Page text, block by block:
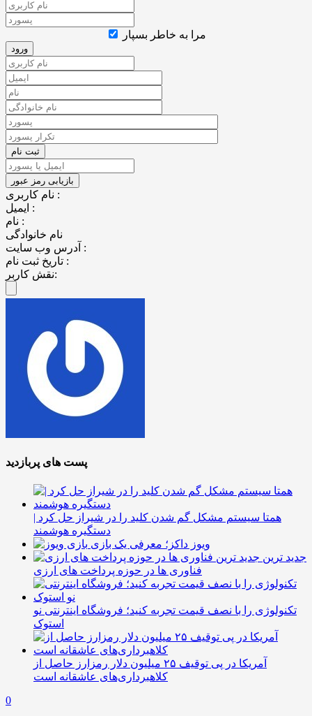
مرا به خاطر بسپار
نام کاربری :
ایمیل :
نام :
نام خانوادگی
آدرس وب سایت :
تاریخ ثبت نام :
نقش کاربر:
پست های پربازدید
همتا سیستم مشکل گم شدن کلید را در شیراز حل کرد |
دستگیره هوشمند
ویوز داکز؛ معرفی یک بازی
جدید ترین
فناوری ها در حوزه پرداخت های ارزی
تکنولوژی را با نصف قیمت تجربه کنید؛ فروشگاه اینترنتی نو
استوک
آمریکا در پی توقیف ۲۵ میلیون دلار رمزارز حاصل از
کلاهبرداری‌های عاشقانه است
0